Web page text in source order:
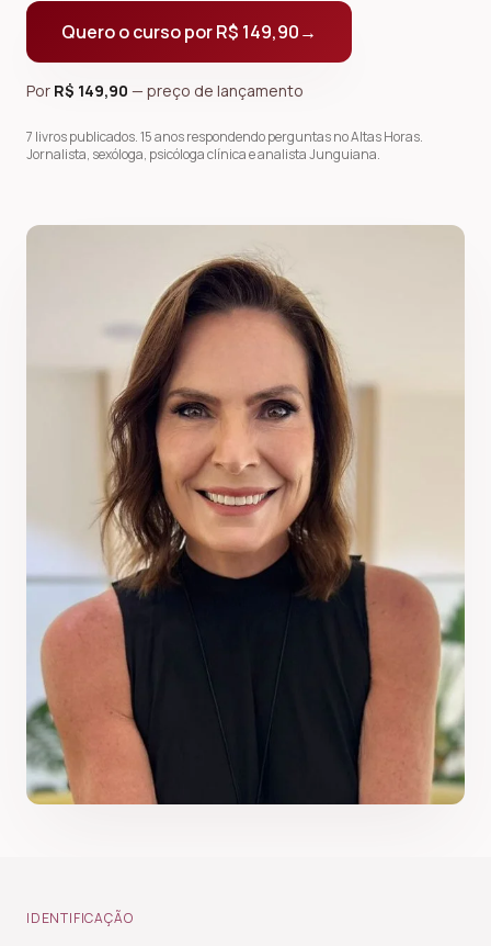
Quero o curso porR$ 149,90→
Por R$ 149,90 — preço de lançamento
7 livros publicados. 15 anos respondendo perguntas no Altas Horas.
Jornalista, sexóloga, psicóloga clínica e analista Junguiana.
IDENTIFICAÇÃO